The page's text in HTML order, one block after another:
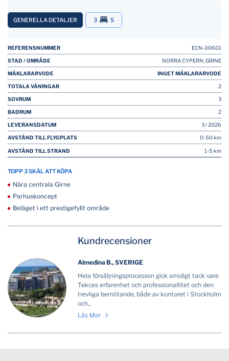
GENERELLA DETALJER 3 S
REFERENSNUMMER ECN-00601
STAD / OMRÅDE NORRA CYPERN, GİRNE
MÄKLARARVODE INGET MÄKLARARVODE
TOTALA VÅNINGAR 2
SOVRUM 3
BADRUM 2
LEVERANSDATUM 3 / 2026
AVSTÅND TILL FLYGPLATS 0-50 km
AVSTÅND TILL STRAND 1-5 km
TOPP 3 SKÄL ATT KÖPA
Nära centrala Girne
Parhuskoncept
Beläget i ett prestigefyllt område
Kundrecensioner
Almedina B., SVERIGE
Hela försäljningsprocessen gick smidigt tack vare
Tekces erfarenhet och professionallitet och den
trevliga bemötande, både av kontoret i Stockholm
och...
Läs Mer